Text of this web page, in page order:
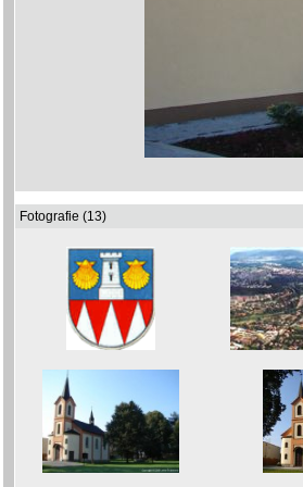
Fotografie (13)